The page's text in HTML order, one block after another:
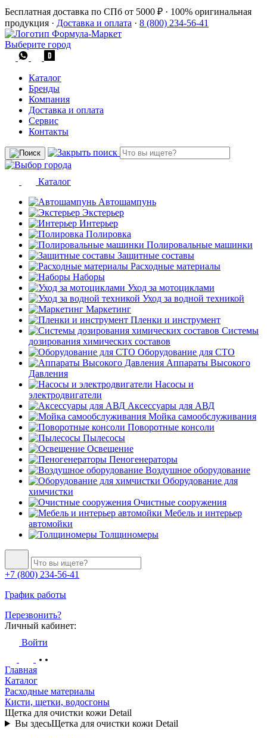
Бесплатная доставка по СПб от 5000 ₽ · 100% оригинальная
продукция · Доставка и оплата · 8 (800) 234-56-41
Выберите город
Каталог
Бренды
Компания
Доставка и оплата
Сервис
Контакты
Каталог
Автошампунь
Экстерьер
Интерьер
Полировка
Полировальные машинки
Защитные составы
Расходные материалы
Наборы
Уход за мотоциклами
Уход за водной техникой
Маркетинг
Пленки и инструмент
Системы
дозирования химических составов
Оборудование для СТО
Аппараты Высокого
Давления
Насосы и
электродвигатели
Аксессуары для АВД
Мойка самообслуживания
Поворотные консоли
Пылесосы
Освещение
Пеногенераторы
Воздушное оборудование
Оборудование для
химчистки
Очистные сооружения
Мебель и интерьер
автомойки
Толщиномеры
+7 (800) 234-56-41
График работы
Перезвонить?
Личный кабинет:
Войти
Главная
Каталог
Расходные материалы
Кисти, щетки, водосгоны
Щетка для очистки кожи Detail
Вы здесьЩетка для очистки кожи Detail